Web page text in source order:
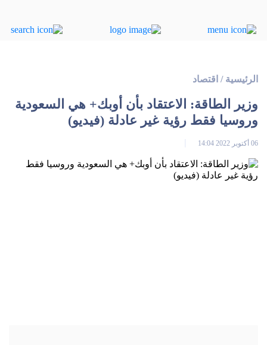
الرئيسية / اقتصاد
وزير الطاقة: الاعتقاد بأن أوبك+ هي السعودية
وروسيا فقط رؤية غير عادلة (فيديو)
06 أكتوبر 2022 14:04